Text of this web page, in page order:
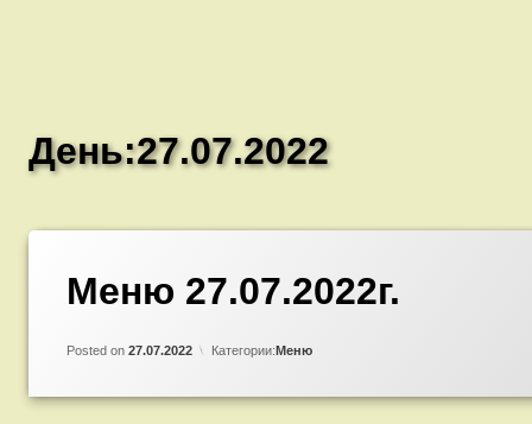
День:27.07.2022
Меню 27.07.2022г.
Posted on 27.07.2022 Категории: Меню
Добавить
комментарий
Меню